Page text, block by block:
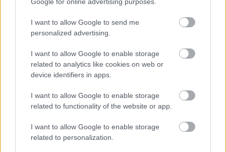
I want to allow Google to send me
personalized advertising.
I want to allow Google to enable storage
related to analytics like cookies on web or
device identifiers in apps.
I want to allow Google to enable storage
related to functionality of the website or app.
I want to allow Google to enable storage
related to personalization.
Júliusban mindössze 1,2 százalékkal emelkedtek éves
már csökkent.